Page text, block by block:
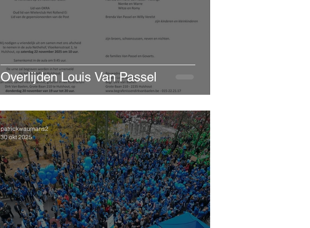
Overlijden Louis Van Passel
patrickwaumans2
30 okt 2025